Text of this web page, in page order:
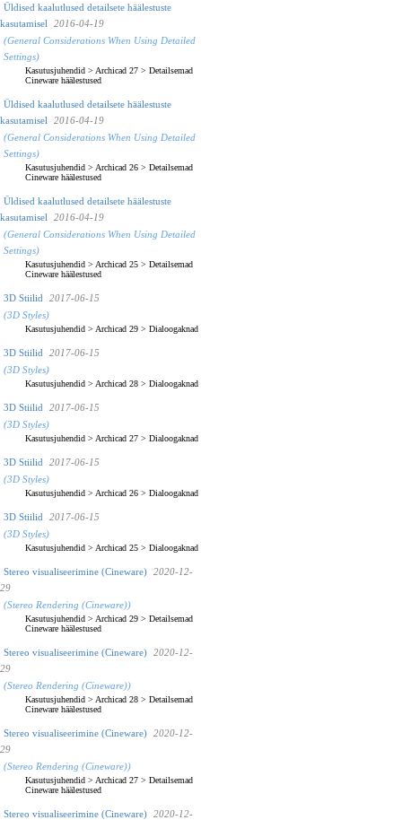
Üldised kaalutlused detailsete häälestuste
kasutamisel
2016-04-19
(General Considerations When Using Detailed
Settings)
Kasutusjuhendid > Archicad 27 > Detailsemad
Cineware häälestused
Üldised kaalutlused detailsete häälestuste
kasutamisel
2016-04-19
(General Considerations When Using Detailed
Settings)
Kasutusjuhendid > Archicad 26 > Detailsemad
Cineware häälestused
Üldised kaalutlused detailsete häälestuste
kasutamisel
2016-04-19
(General Considerations When Using Detailed
Settings)
Kasutusjuhendid > Archicad 25 > Detailsemad
Cineware häälestused
3D Stiilid
2017-06-15
(3D Styles)
Kasutusjuhendid > Archicad 29 > Dialoogaknad
3D Stiilid
2017-06-15
(3D Styles)
Kasutusjuhendid > Archicad 28 > Dialoogaknad
3D Stiilid
2017-06-15
(3D Styles)
Kasutusjuhendid > Archicad 27 > Dialoogaknad
3D Stiilid
2017-06-15
(3D Styles)
Kasutusjuhendid > Archicad 26 > Dialoogaknad
3D Stiilid
2017-06-15
(3D Styles)
Kasutusjuhendid > Archicad 25 > Dialoogaknad
Stereo visualiseerimine (Cineware)
2020-12-
29
(Stereo Rendering (Cineware))
Kasutusjuhendid > Archicad 29 > Detailsemad
Cineware häälestused
Stereo visualiseerimine (Cineware)
2020-12-
29
(Stereo Rendering (Cineware))
Kasutusjuhendid > Archicad 28 > Detailsemad
Cineware häälestused
Stereo visualiseerimine (Cineware)
2020-12-
29
(Stereo Rendering (Cineware))
Kasutusjuhendid > Archicad 27 > Detailsemad
Cineware häälestused
Stereo visualiseerimine (Cineware)
2020-12-